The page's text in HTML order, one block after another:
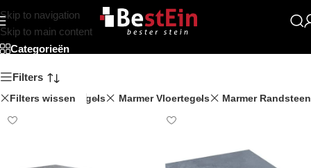
Skip to navigation
Skip to main content
Beststein
Categorieën
Filters
Filters wissen
Travertin Vloertegels Marmer Vloertegels Marmer Randsteen